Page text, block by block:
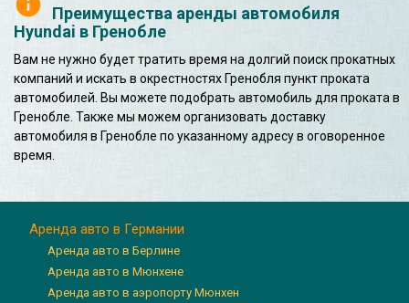
Преимущества аренды автомобиля
Hyundai в Гренобле
Вам не нужно будет тратить время на долгий поиск прокатных
компаний и искать в окрестностях Гренобля пункт проката
автомобилей. Вы можете подобрать автомобиль для проката в
Гренобле. Также мы можем организовать доставку
автомобиля в Гренобле по указанному адресу в оговоренное
время.
Аренда авто в Германии
Аренда авто в Берлине
Аренда авто в Мюнхене
Аренда авто в аэропорту Мюнхен